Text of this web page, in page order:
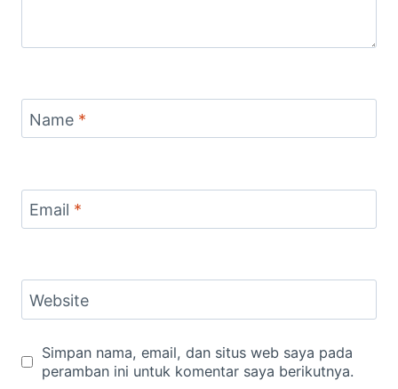
Name *
Email *
Website
Simpan nama, email, dan situs web saya pada
peramban ini untuk komentar saya berikutnya.